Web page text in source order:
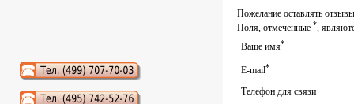
Аудиокниги слушать онлайн
Пожелание оставлять
Поля, отмеченные *,
Ваше имя*
E-mail*
Телефон для связи